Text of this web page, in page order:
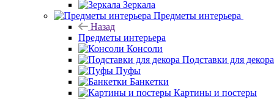
Зеркала
Предметы интерьера
Назад
Предметы интерьера
Консоли
Подставки для декора
Пуфы
Банкетки
Картины и постеры